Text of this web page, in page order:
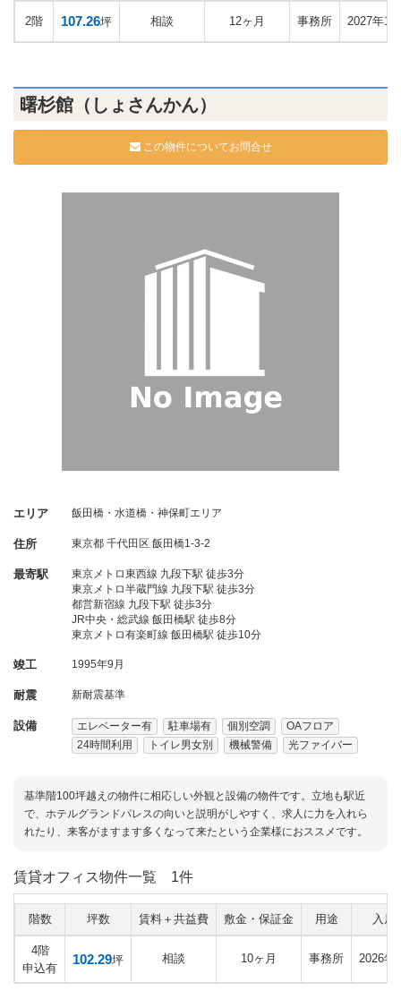
2階 107.26坪 相談 12ヶ月 事務所 2027年1月
曙杉館（しょさんかん）
この物件についてお問合せ
エリア 飯田橋・水道橋・神保町エリア
住所 東京都 千代田区 飯田橋1-3-2
最寄駅
東京メトロ東西線 九段下駅 徒歩3分
東京メトロ半蔵門線 九段下駅 徒歩3分
都営新宿線 九段下駅 徒歩3分
JR中央・総武線 飯田橋駅 徒歩8分
東京メトロ有楽町線 飯田橋駅 徒歩10分
竣工 1995年9月
耐震 新耐震基準
設備 エレベーター有 駐車場有 個別空調
OAフロア
24時間利用
トイレ男女別 機械警備 光ファイバー
基準階100坪越えの物件に相応しい外観と設備の物件です。立地も駅近
で、ホテルグランドパレスの向いと説明がしやすく、求人に力を入れら
れたり、来客がますます多くなって来たという企業様におススメです。
賃貸オフィス物件一覧 1件
階数 坪数 賃料＋共益費 敷金・保証金 用途 入居
4階
申込有
102.29坪 相談 10ヶ月 事務所 2026年